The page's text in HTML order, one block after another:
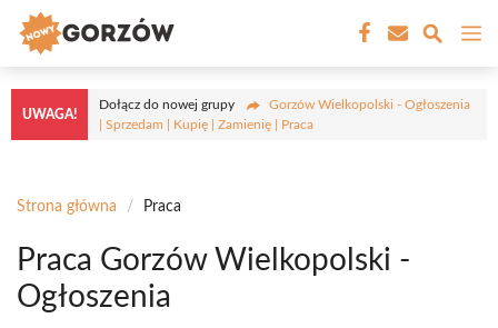
Przejdź
treści
UWAGA!
Dołącz do nowej grupy
Gorzów Wielkopolski - Ogłoszenia
| Sprzedam | Kupię | Zamienię | Praca
Strona główna / Praca
Praca Gorzów Wielkopolski -
Ogłoszenia